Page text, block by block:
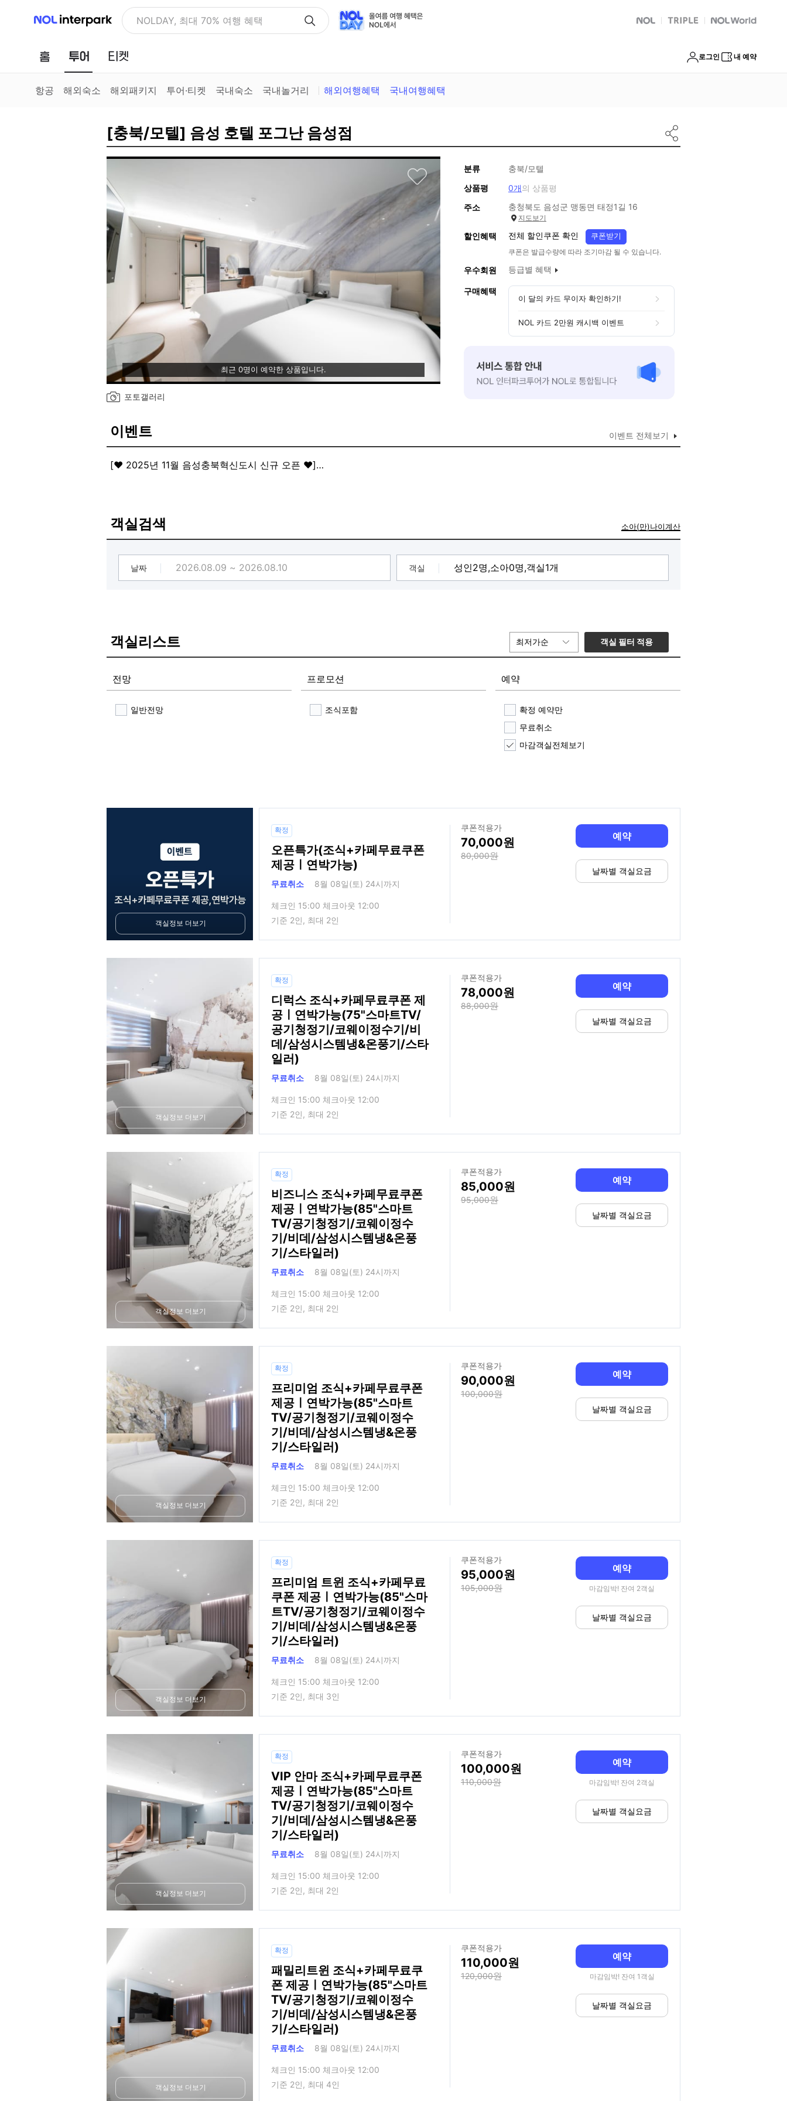
NOL 인터파크 NOLDAY, 최대 70% 여행 혜택 NOL 트리플 Global Interpark
홈 투어 로그인 내 예약
항공 해외숙소 해외패키지 투어·티켓 국내숙소 국내놀거리 해외여행혜택 국내여행혜택
[충북/모텔] 음성 호텔 포그난 음성점
최근 0명이 예약한 상품입니다.
포토갤러리
분류
충북/모텔
상품평
0개의 상품평
주소
충청북도 음성군 맹동면 태정1길 16
지도보기
할인혜택 전체 할인쿠폰 확인 쿠폰받기
쿠폰은 발급수량에 따라 조기마감 될 수 있습니다.
우수회원 등급별 혜택
구매혜택
이 달의 카드 무이자 확인하기!
NOL 카드 2만원 캐시백 이벤트
이벤트 이벤트 전체보기
[❤️ 2025년 11월 음성충북혁신도시 신규 오픈 ❤️]
객실검색 소아(만)나이계산
날짜 객실
객실리스트 최저가순 객실 필터 적용
전망
일반전망
프로모션
조식포함
예약
확정 예약만
무료취소
마감객실전체보기
객실정보 더보기
확정
오픈특가(조식+카페무료쿠폰
제공ㅣ연박가능)
무료취소 8월 08일(토) 24시까지
체크인 15:00 체크아웃 12:00
기준 2인, 최대 2인
쿠폰적용가
70,000
80,000
예약
날짜별 객실요금
객실정보 더보기
확정
디럭스 조식+카페무료쿠폰 제
공ㅣ연박가능(75"스마트TV/
공기청정기/코웨이정수기/비
데/삼성시스템냉&온풍기/스타
일러)
무료취소 8월 08일(토) 24시까지
체크인 15:00 체크아웃 12:00
기준 2인, 최대 2인
쿠폰적용가
78,000
88,000
예약
날짜별 객실요금
객실정보 더보기
확정
비즈니스 조식+카페무료쿠폰
제공ㅣ연박가능(85"스마트
TV/공기청정기/코웨이정수
기/비데/삼성시스템냉&온풍
기/스타일러)
무료취소 8월 08일(토) 24시까지
체크인 15:00 체크아웃 12:00
기준 2인, 최대 2인
쿠폰적용가
85,000
95,000
예약
날짜별 객실요금
객실정보 더보기
확정
프리미엄 조식+카페무료쿠폰
제공ㅣ연박가능(85"스마트
TV/공기청정기/코웨이정수
기/비데/삼성시스템냉&온풍
기/스타일러)
무료취소 8월 08일(토) 24시까지
체크인 15:00 체크아웃 12:00
기준 2인, 최대 2인
쿠폰적용가
90,000
100,000
예약
날짜별 객실요금
객실정보 더보기
확정
프리미엄 트윈 조식+카페무료
쿠폰 제공ㅣ연박가능(85"스마
트TV/공기청정기/코웨이정수
기/비데/삼성시스템냉&온풍
기/스타일러)
무료취소 8월 08일(토) 24시까지
체크인 15:00 체크아웃 12:00
기준 2인, 최대 3인
쿠폰적용가
95,000
105,000
예약
마감임박! 잔여 2객실
날짜별 객실요금
객실정보 더보기
확정
VIP 안마 조식+카페무료쿠폰
제공ㅣ연박가능(85"스마트
TV/공기청정기/코웨이정수
기/비데/삼성시스템냉&온풍
기/스타일러)
무료취소 8월 08일(토) 24시까지
체크인 15:00 체크아웃 12:00
기준 2인, 최대 2인
쿠폰적용가
100,000
110,000
예약
마감임박! 잔여 2객실
날짜별 객실요금
객실정보 더보기
확정
패밀리트윈 조식+카페무료쿠
폰 제공ㅣ연박가능(85"스마트
TV/공기청정기/코웨이정수
기/비데/삼성시스템냉&온풍
기/스타일러)
무료취소 8월 08일(토) 24시까지
체크인 15:00 체크아웃 12:00
기준 2인, 최대 4인
쿠폰적용가
110,000
120,000
예약
마감임박! 잔여 1객실
날짜별 객실요금